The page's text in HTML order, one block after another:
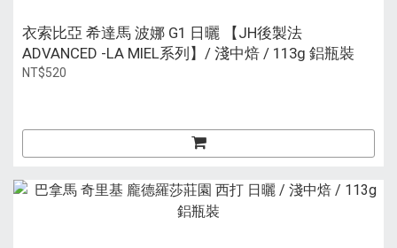
衣索比亞 希達馬 波娜 G1 日曬 【JH後製法
ADVANCED -LA MIEL系列】/ 淺中焙 / 113g 鋁瓶裝
NT$520